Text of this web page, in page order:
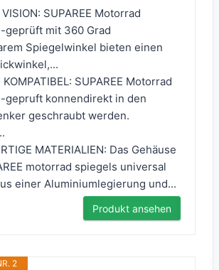
VISION: SUPAREE Motorrad
geprüft mit 360 Grad
Spiegelwinkel bieten einen
KOMPATIBEL: SUPAREE Motorrad
gepruft konnendirekt in den
geschraubt werden.
MATERIALIEN: Das Gehäuse
motorrad spiegels universal
einer Aluminiumlegierung und...
Produkt ansehen
2